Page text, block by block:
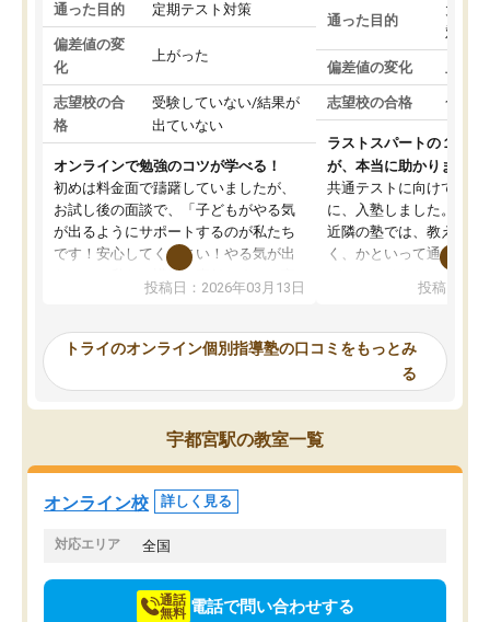
通った目的 定期テスト対策
偏差値の変
化
上がった
志望校の合
格
受験していない/結果が
出ていない
オンラインで勉強のコツが学べる！
初めは料金面で躊躇していましたが、
お試し後の面談で、「子どもがやる気
が出るようにサポートするのが私たち
です！安心してください！やる気が出
ないのは私たち講師の責任です」と言
ってくださり、確かに！と考えて、思
ったんですが、学生の先生から学ぶこ
み、徐々に成績が上がったらいいなと
思っていました。何が今足りないのか
を的確に指導いただき、子どももびっ
くりするほど楽しんでやる気を持って
塾を受けています。狙い通り、少しず
つ成績も上がり、苦手意識も無くなっ
てきたので、さらに苦手な数学も追加
でお願いしました。来年の高校受験に
投稿日：2026年03月13日
通った目的
大学
対策
偏差値の変化 上が
志望校の合格 合格
ラストスパートの１か月
が、本当に助かりました
共通テストに向けての追
に、入塾しました。田舎
近隣の塾では、教えても
く、かといって通うには
可能なので本当に助か
らないところをピンポイ
頂いて、とてもわかり
していました。一生を
スト、多少お金がかかっ
投稿日：
トライのオンライン個別指導塾の口コミをもっとみ
る
宇都宮駅の教室一覧
オンライン校 詳しく見る
対応エリア 全国
通話
無料 電話で問い合わせする